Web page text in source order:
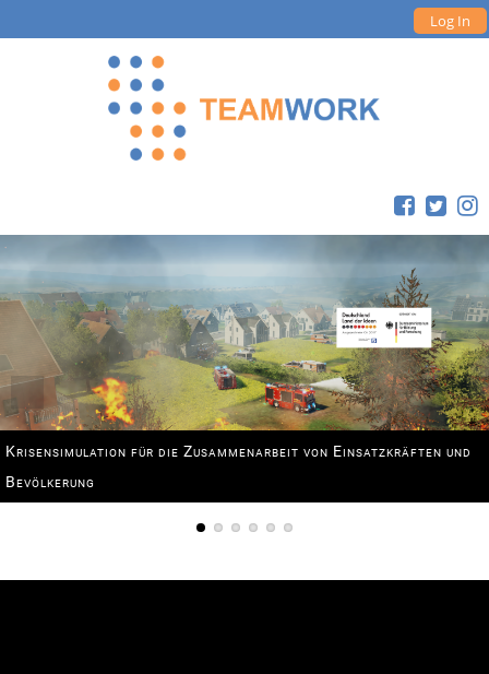
Log In
Krisensimulation für die Zusammenarbeit von Einsatzkräften und
Bevölkerung